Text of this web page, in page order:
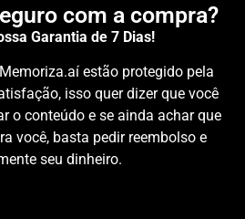
com a compra?
Garantia de 7 Dias!
estão protegido pela
isso quer dizer que você
o conteúdo e se ainda achar que
você, basta pedir reembolso e
seu dinheiro.